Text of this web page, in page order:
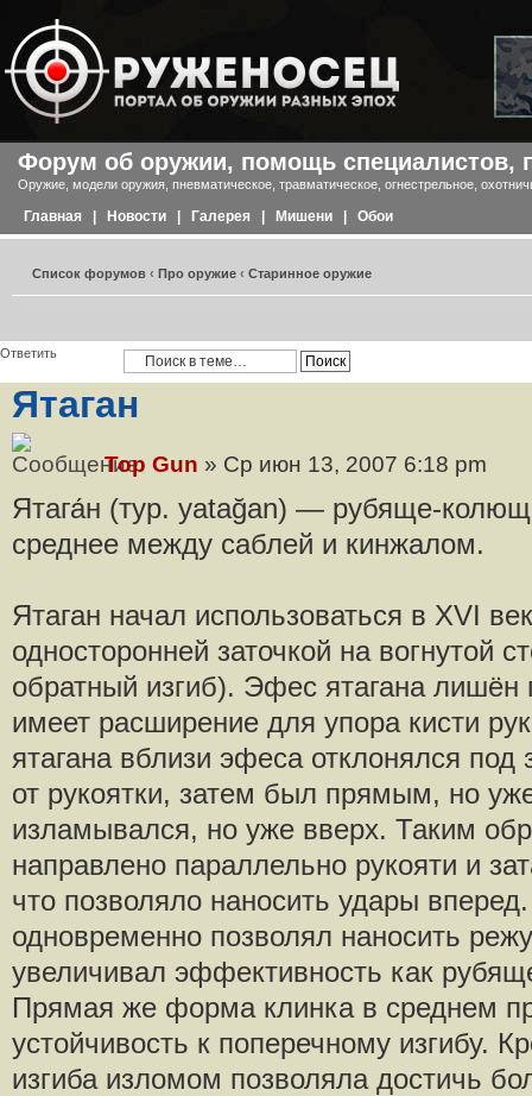
Форум об оружии, помощь специалистов,
Оружие, модели оружия, пневматическое, травматическое, огнестрельное,
Главная Новости Галерея Мишени Обои
Список форумов ‹ Про оружие ‹ Старинное оружие
Ответить
Ятаган
Top Gun » Ср июн 13, 2007 6:18 pm
Ятага́н (тур. yatağan) — рубяще-
среднее между саблей и кинжалом.
Ятаган начал использоваться в XVI
односторонней заточкой на вогнутой
обратный изгиб). Эфес ятагана лишён
имеет расширение для упора кисти
ятагана вблизи эфеса отклонялся
от рукоятки, затем был прямым, но
изламывался, но уже вверх. Таким
направлено параллельно рукояти и
что позволяло наносить удары
одновременно позволял наносить
увеличивал эффективность как
Прямая же форма клинка в среднем
устойчивость к поперечному изгибу.
изгиба изломом позволяла достичь